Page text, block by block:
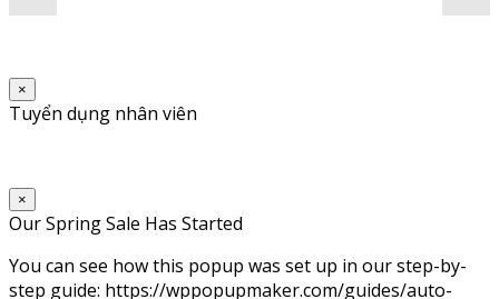
×
Tuyển dụng nhân viên
×
Our Spring Sale Has Started
You can see how this popup was set up in our step-by-
step guide: https://wppopupmaker.com/guides/auto-